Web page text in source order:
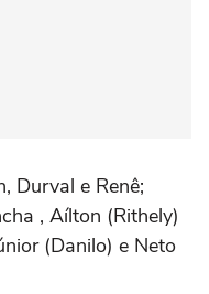
Durval e Renê;
, Aílton (Rithely)
(Danilo) e Neto